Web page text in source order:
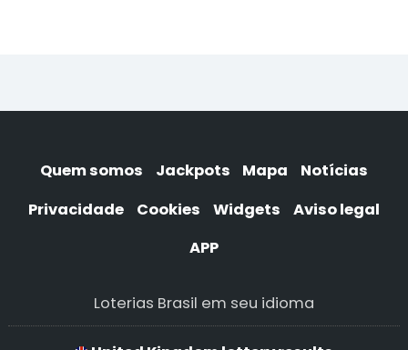
Quem somos Jackpots Mapa
Notícias
Privacidade
Cookies Widgets
Aviso legal
APP
Loterias Brasil em seu idioma